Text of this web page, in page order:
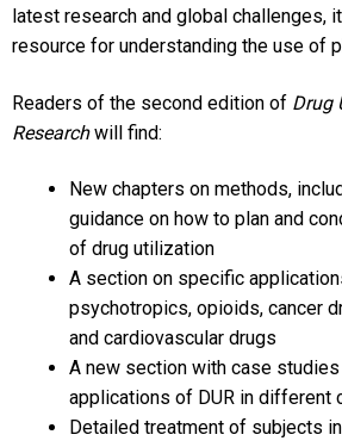
latest research and global challenges,
resource for understanding the use of
Readers of the second edition of Drug
Researchwill find:
New chapters on methods,
guidance on how to plan and
of drug utilization
A section on specific
psychotropics, opioids, cancer
and cardiovascular drugs
A new section with case
applications of DUR in different
Detailed treatment of subjects